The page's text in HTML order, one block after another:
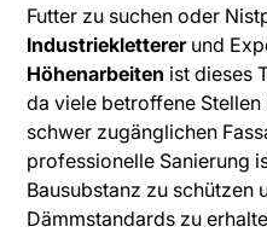
Futter zu suchen oder
Industrieklettererund
Höhenarbeiten ist dieses
da viele betroffene
schwer zugänglichen
professionelle Sanierung
Bausubstanz zu schützen
Dämmstandards zu